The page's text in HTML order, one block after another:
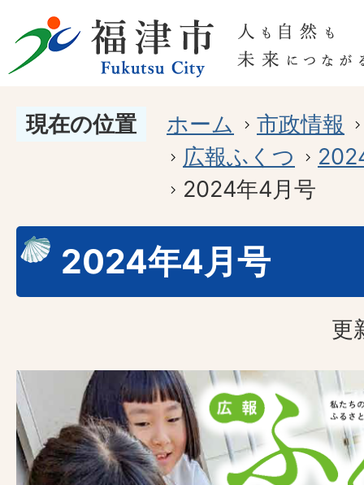
現在の位置 ホーム
市政情報
広報ふくつ
2024年4月号
2024年4月号
更